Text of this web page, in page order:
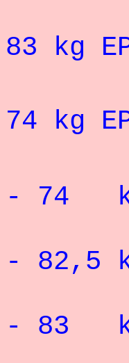
3°
83 kg
VICE-
74 kg
- 74
- 82,5
- 83